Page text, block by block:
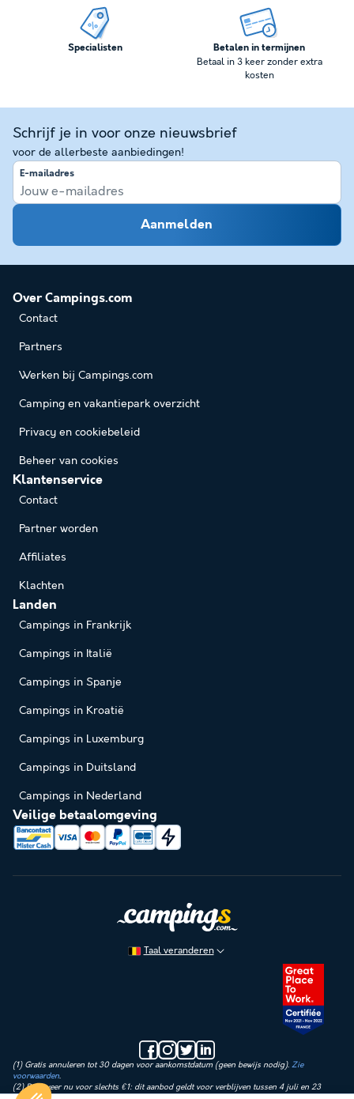
Specialisten Betalen in termijnen
Betaal in 3 keer zonder extra
kosten
Schrijf je in voor onze nieuwsbrief
voor de allerbeste aanbiedingen!
E-mailadres
Aanmelden
Over Campings.com
Contact
Partners
Werken bij Campings.com
Camping en vakantiepark overzicht
Privacy en cookiebeleid
Beheer van cookies
Klantenservice
Contact
Partner worden
Affiliates
Klachten
Landen
Campings in Frankrijk
Campings in Italië
Campings in Spanje
Campings in Kroatië
Campings in Luxemburg
Campings in Duitsland
Campings in Nederland
Veilige betaalomgeving
Taal veranderen
(1) Gratis annuleren tot 30 dagen voor aankomstdatum (geen bewijs nodig). Zie
voorwaarden.
(2) Reserveer nu voor slechts €1: dit aanbod geldt voor verblijven tussen 4 juli en 23